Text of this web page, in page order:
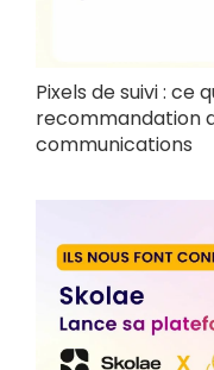
Pixels de suivi : ce
recommandation
communications